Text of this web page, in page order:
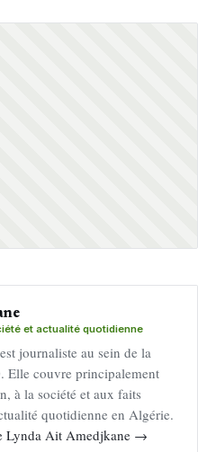
et actualité quotidienne
journaliste au sein de la
Elle couvre principalement
à la société et aux faits
quotidienne en Algérie.
Lynda Ait Amedjkane →